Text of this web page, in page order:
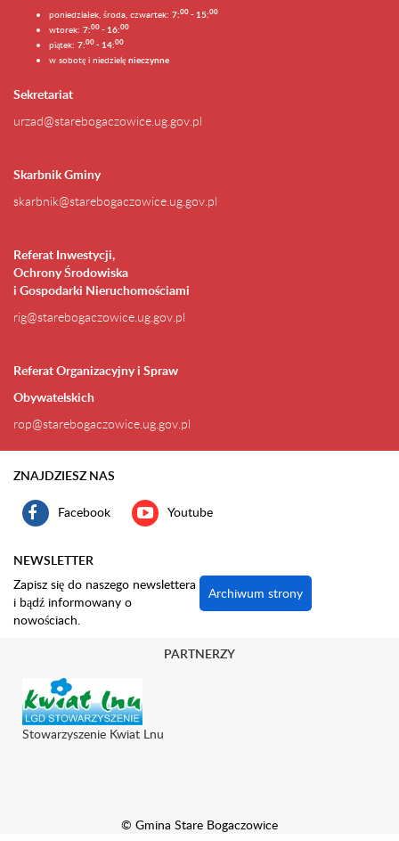
poniedziałek, środa, czwartek: 7:00 - 15:00
wtorek: 7:00 - 16:00
piątek: 7:00 - 14:00
w sobotę i niedzielę nieczynne
Sekretariat
urzad@starebogaczowice.ug.gov.pl
Skarbnik Gminy
skarbnik@starebogaczowice.ug.gov.pl
Referat Inwestycji,
Ochrony Środowiska
i Gospodarki Nieruchomościami
rig@starebogaczowice.ug.gov.pl
Referat Organizacyjny i Spraw
Obywatelskich
rop@starebogaczowice.ug.gov.pl
ZNAJDZIESZ NAS
Facebook Youtube
NEWSLETTER
Zapisz się do naszego newslettera
i bądź informowany o
nowościach.
Archiwum strony
© Gmina Stare Bogaczowice
PARTNERZY
Stowarzyszenie Kwiat Lnu